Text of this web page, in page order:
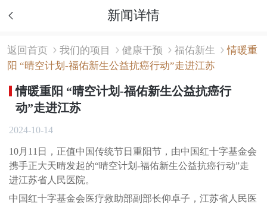
新闻详情
返回首页 我们的项目 健康干预 福佑新生
情暖重
阳 “晴空计划-福佑新生公益抗癌行动”走进江苏
情暖重阳 “晴空计划-福佑新生公益抗癌行
动”走进江苏
2024-10-14
10月11日，正值中国传统节日重阳节，由中国红十字基金会
携手正大天晴发起的“晴空计划-福佑新生公益抗癌行动”走
进江苏省人民医院。
中国红十字基金会医疗救助部副部长仰卓子，江苏省人民医